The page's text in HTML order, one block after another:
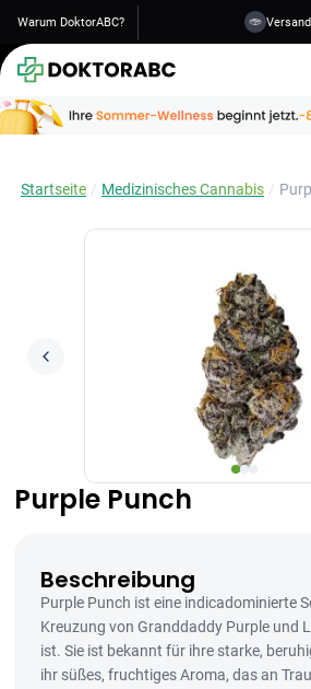
Warum DoktorABC?
Startseite Medizinisches Cannabis
Purple Punch
Beschreibung
Purple Punch ist eine indicadominierte
Kreuzung von Granddaddy Purple und
ist. Sie ist bekannt für ihre starke,
ihr süßes, fruchtiges Aroma, das an